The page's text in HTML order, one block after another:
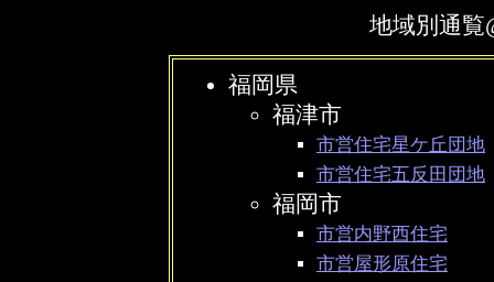
地域別通覧
福岡県
福津市
市営住宅星ケ丘団地
市営住宅五反田団地
福岡市
市営内野西住宅
市営屋形原住宅